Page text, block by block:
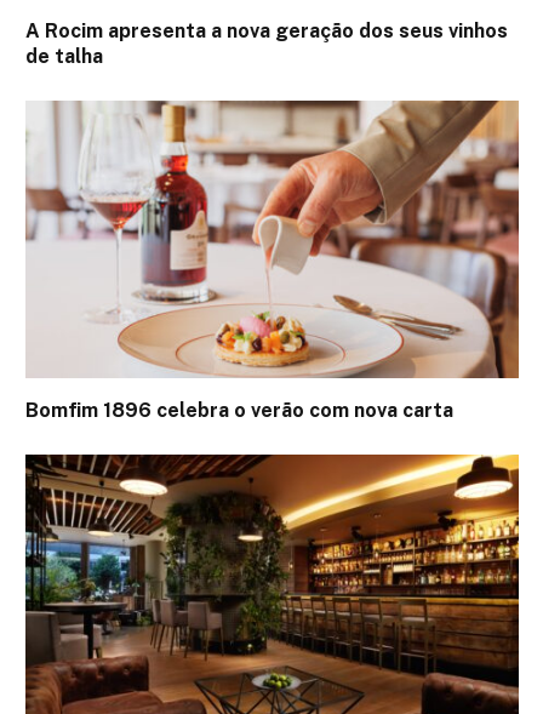
A Rocim apresenta a nova geração dos seus vinhos
de talha
Bomfim 1896 celebra o verão com nova carta